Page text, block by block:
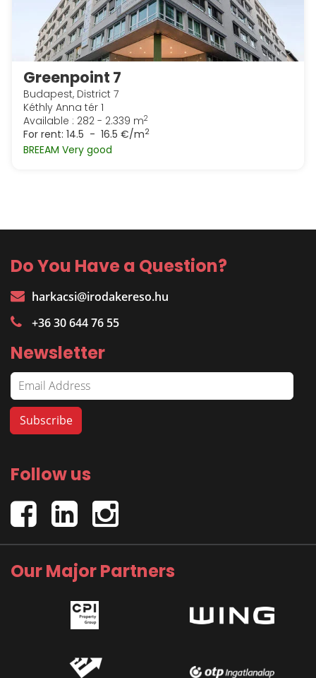
Greenpoint 7
Budapest, District 7
Kéthly Anna tér 1
Available : 282 - 2.339 m2
For rent: 14.5 - 16.5 €/m2
BREEAM Very good
Do You Have a Question?
harkacsi@irodakereso.hu
+36 30 644 76 55
Newsletter
Follow us
Our Major Partners